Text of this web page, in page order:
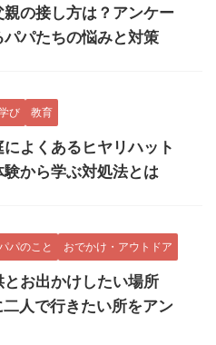
の接し方は？アンケー
パパたちの悩みと対策
び 教育
よくあるヒヤリハット
から学ぶ対処法とは
パパのこと おでかけ・アウトドア
お出かけしたい場所
人で行きたい所をアン